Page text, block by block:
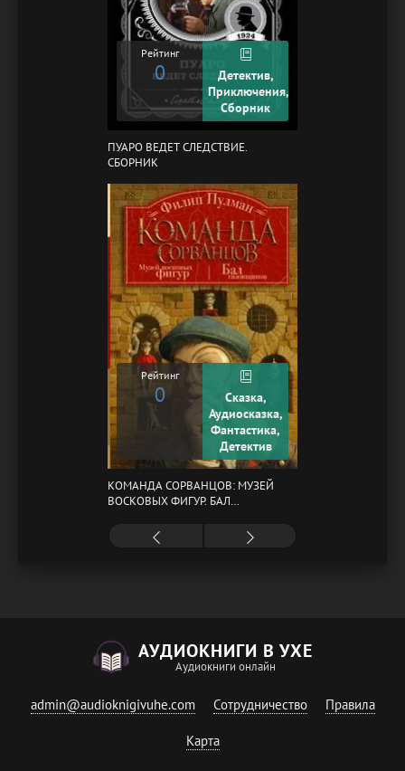
Рейтинг
0
Детектив,
Приключения,
Сборник
ПУАРО ВЕДЕТ СЛЕДСТВИЕ.
СБОРНИК
Рейтинг
0
Сказка,
Аудиосказка,
Фантастика,
Детектив
КОМАНДА СОРВАНЦОВ: МУЗЕЙ
ВОСКОВЫХ ФИГУР. БАЛ
АУДИОКНИГИ В УХЕ
Аудиокниги онлайн
admin@audioknigivuhe.com Сотрудничество Правила
Карта